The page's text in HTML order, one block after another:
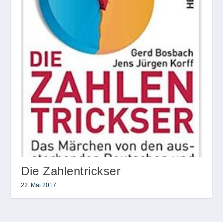
Die Zahlentrickser
22. Mai 2017